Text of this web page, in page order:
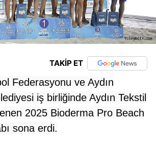
TAKİP ET
Federasyonu ve Aydın
iş birliğinde Aydın Tekstil
2025 Bioderma Pro Beach
sona erdi.